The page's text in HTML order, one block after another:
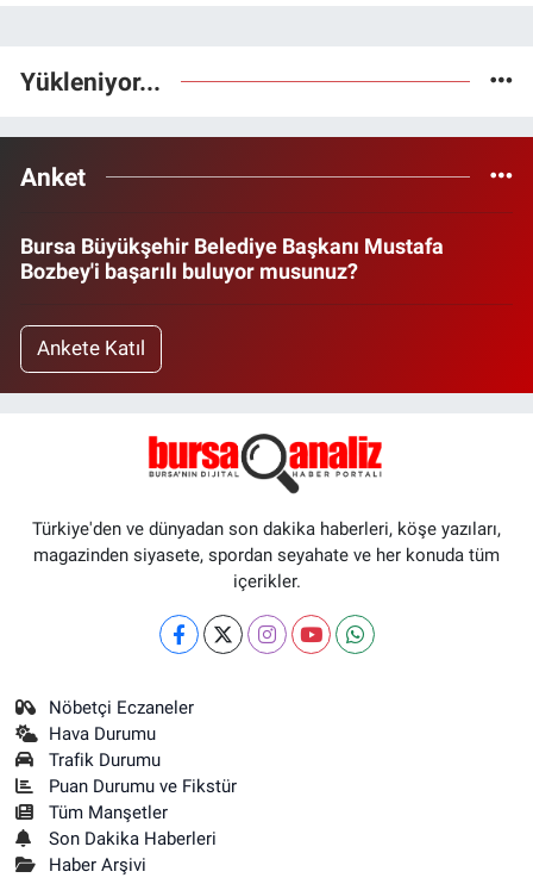
Yükleniyor...
Anket
Bursa Büyükşehir Belediye Başkanı Mustafa
Bozbey'i başarılı buluyor musunuz?
Ankete Katıl
Türkiye'den ve dünyadan son dakika haberleri, köşe yazıları,
magazinden siyasete, spordan seyahate ve her konuda tüm
içerikler.
Nöbetçi Eczaneler
Hava Durumu
Trafik Durumu
Puan Durumu ve Fikstür
Tüm Manşetler
Son Dakika Haberleri
Haber Arşivi